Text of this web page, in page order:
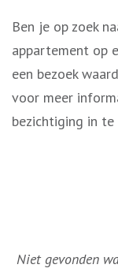
Ben je op zoek
appartement op
een bezoek
voor meer
bezichtiging in te
Niet gevonden